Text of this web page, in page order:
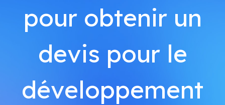
pour obtenir un
devis pour le
développement